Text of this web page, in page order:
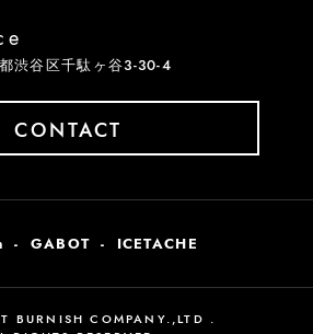
GABOT ICETACHE
渋谷区千駄ヶ谷3-30-4
CONTACT
BURNISH COMPANY.,LTD .